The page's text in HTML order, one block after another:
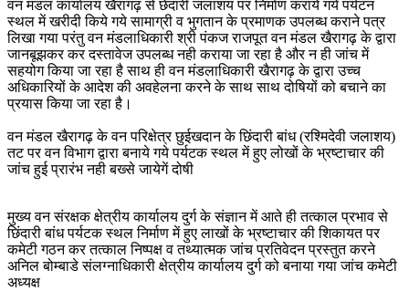
वन मंडल कार्यालय खैरागढ़ से छेंदारी जलाशय पर निर्माण कराये गये पर्यटन
स्थल में खरीदी किये गये सामाग्री व भुगतान के प्रमाणक उपलब्ध कराने पत्र
लिखा गया परंतु वन मंडलाधिकारी श्री पंकज राजपूत वन मंडल खैरागढ़ के द्वारा
जानबूझकर कर दस्तावेज उपलब्ध नही कराया जा रहा है और न ही जांच में
सहयोग किया जा रहा है साथ ही वन मंडलाधिकारी खैरागढ़ के द्वारा उच्च
अधिकारियों के आदेश की अवहेलना करने के साथ साथ दोषियों को बचाने का
प्रयास किया जा रहा है।
वन मंडल खैरागढ़ के वन परिक्षेत्र छुईखदान के छिंदारी बांध (रश्मिदेवी जलाशय)
तट पर वन विभाग द्वारा बनाये गये पर्यटक स्थल में हुए लोखों के भ्रष्टाचार की
जांच हुई प्रारंभ नही बख्से जायेगें दोषी
मुख्य वन संरक्षक क्षेत्रीय कार्यालय दुर्ग के संज्ञान में आते ही तत्काल प्रभाव से
छिंदारी बांध पर्यटक स्थल निर्माण में हुए लाखों के भ्रष्टाचार की शिकायत पर
कमेटी गठन कर तत्काल निष्पक्ष व तथ्यात्मक जांच प्रतिवेदन प्रस्तुत करने
अनिल बोम्बाडे संलग्नाधिकारी क्षेत्रीय कार्यालय दुर्ग को बनाया गया जांच कमेटी
अध्यक्ष